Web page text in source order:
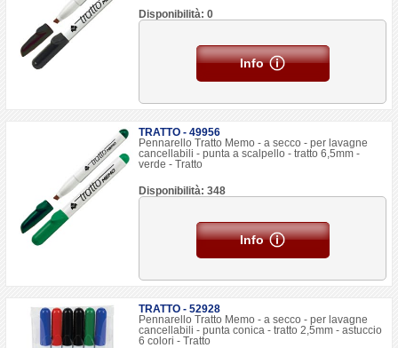
Disponibilità: 0
Info
TRATTO - 49956
Pennarello Tratto Memo - a secco - per lavagne
cancellabili - punta a scalpello - tratto 6,5mm -
verde - Tratto
Disponibilità: 348
Info
TRATTO - 52928
Pennarello Tratto Memo - a secco - per lavagne
cancellabili - punta conica - tratto 2,5mm - astuccio
6 colori - Tratto